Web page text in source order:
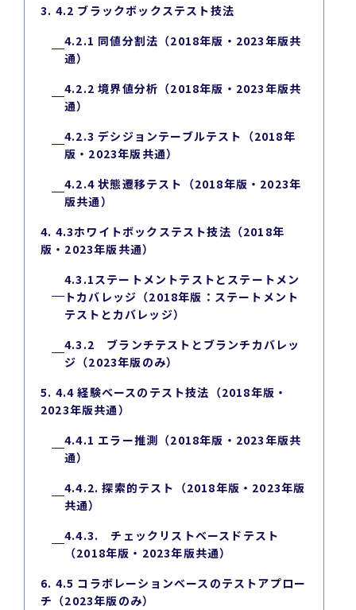
3. 4.2 ブラックボックステスト技法
4.2.1 同値分割法（2018年版・2023年版共
通）
4.2.2 境界値分析（2018年版・2023年版共
通）
4.2.3 デシジョンテーブルテスト（2018年
版・2023年版共通）
4.2.4 状態遷移テスト（2018年版・2023年
版共通）
4. 4.3ホワイトボックステスト技法（2018年
版・2023年版共通）
4.3.1ステートメントテストとステートメン
トカバレッジ（2018年版：ステートメント
テストとカバレッジ）
4.3.2 ブランチテストとブランチカバレッ
ジ（2023年版のみ）
5. 4.4 経験ベースのテスト技法（2018年版・
2023年版共通）
4.4.1 エラー推測（2018年版・2023年版共
通）
4.4.2. 探索的テスト（2018年版・2023年版
共通）
4.4.3. チェックリストベースドテスト
（2018年版・2023年版共通）
6. 4.5 コラボレーションベースのテストアプロー
チ（2023年版のみ）